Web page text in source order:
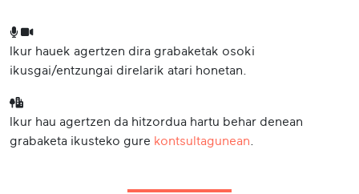
Ikur hauek agertzen dira grabaketak osoki
ikusgai/entzungai direlarik atari honetan.
Ikur hau agertzen da hitzordua hartu behar denean
grabaketa ikusteko gure kontsultagunean